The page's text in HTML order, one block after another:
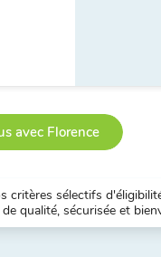
avec Florence
sélectifs
qualité, sécurisée et